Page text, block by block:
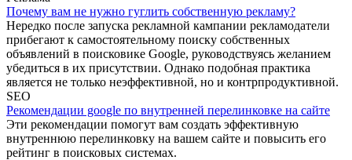
Почему вам не нужно гуглить собственную рекламу?
Нередко после запуска рекламной кампании рекламодатели
прибегают к самостоятельному поиску собственных
объявлений в поисковике Google, руководствуясь желанием
убедиться в их присутствии. Однако подобная практика
является не только неэффективной, но и контрпродуктивной.
SEO
Рекомендации google по внутренней перелинковке на сайте
Эти рекомендации помогут вам создать эффективную
внутреннюю перелинковку на вашем сайте и повысить его
рейтинг в поисковых системах.